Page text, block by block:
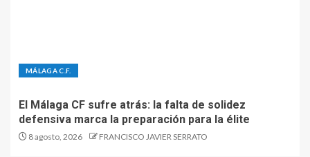
MÁLAGA C.F.
El Málaga CF sufre atrás: la falta de solidez
defensiva marca la preparación para la élite
8 agosto, 2026 FRANCISCO JAVIER SERRATO